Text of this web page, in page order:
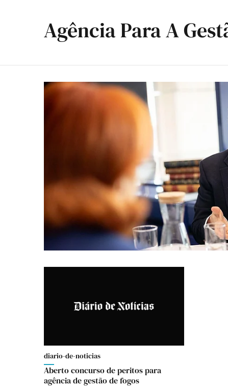
Agência Para A
diario-de-noticias
Aberto concurso de peritos para
agência de gestão de fogos